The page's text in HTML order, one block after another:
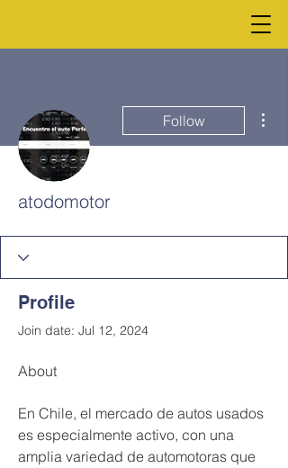
Follow
atodomotor
Profile
Join date: Jul 12, 2024
About
En Chile, el mercado de autos usados
es especialmente activo, con una
amplia variedad de automotoras que